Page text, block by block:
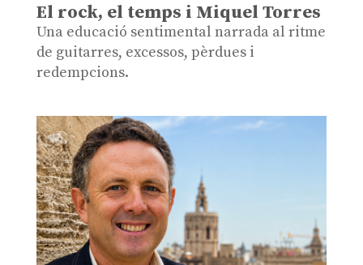
El rock, el temps i Miquel Torres
Una educació sentimental narrada al ritme
de guitarres, excessos, pèrdues i
redempcions.